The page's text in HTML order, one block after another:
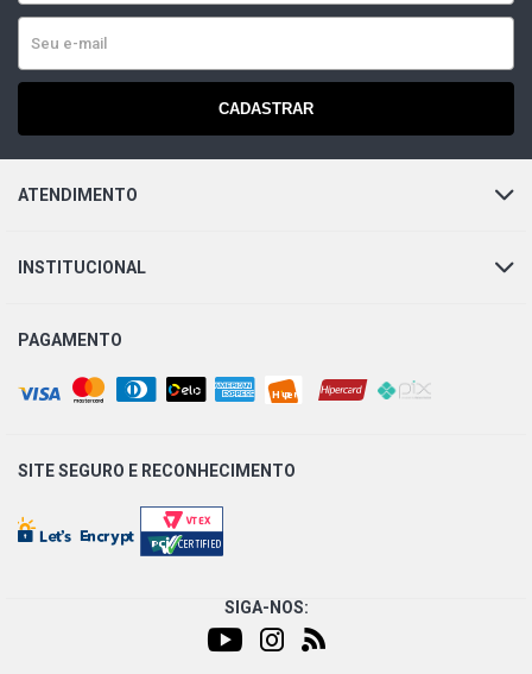
CADASTRAR
ATENDIMENTO
INSTITUCIONAL
PAGAMENTO
SITE SEGURO E RECONHECIMENTO
SIGA-NOS: